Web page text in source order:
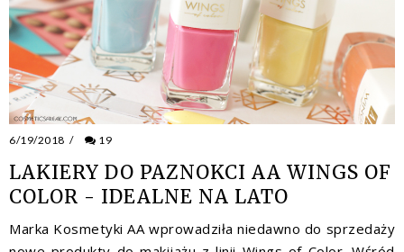
6/19/2018 / 19
LAKIERY DO PAZNOKCI AA WINGS OF
COLOR - IDEALNE NA LATO
Marka Kosmetyki AA wprowadziła niedawno do sprzedaży